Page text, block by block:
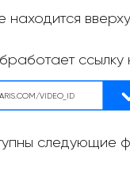
ссылку
следующие